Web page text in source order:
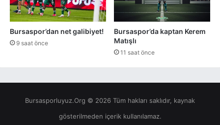
Bursaspor’dan net galibiyet!
9 saat önce
Bursaspor’da kaptan Kerem
Matışlı
11 saat önce
Bursasporluyuz.Org © 2026 Tüm hakları saklıdır, kaynak
gösterilmeden içerik kullanılamaz.